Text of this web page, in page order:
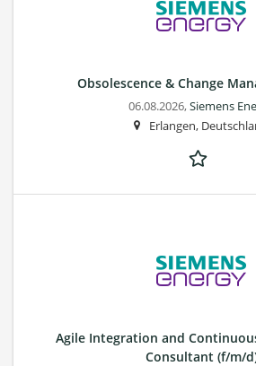
Obsolescence & Change
06.08.2026,Siemens
Erlangen,
Agile Integration and
Consultant (f/m/